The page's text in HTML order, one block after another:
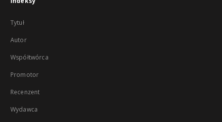
Tytuł
Autor
Współtwórca
Promotor
Recenzent
Wydawca